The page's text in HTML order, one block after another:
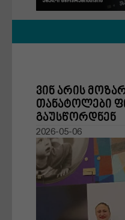
მშობლები
დღის ამბები
რჩევები
წარმატების
ვინ არის
თანატოლები
გაუსწორდნენ
2026-05-06